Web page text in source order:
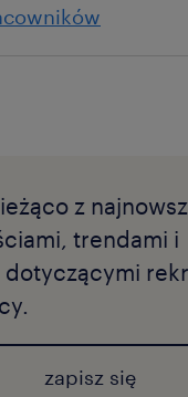
z
trendami i
dotyczącymi
zapisz się